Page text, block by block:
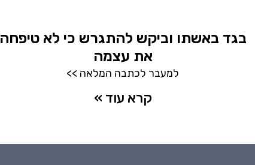
בגד באשתו וביקש להתגרש כי לא טיפחה
את עצמה
למעבר לכתבה המלאה >>
קרא עוד »